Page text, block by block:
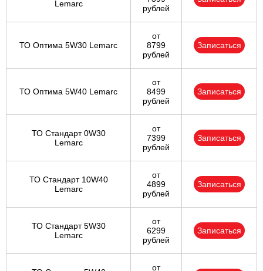
Lemarc
рублей
ТО Оптима 5W30 Lemarc
от
8799
рублей
Записаться
ТО Оптима 5W40 Lemarc
от
8499
рублей
Записаться
ТО Стандарт 0W30
Lemarc
от
7399
рублей
Записаться
ТО Стандарт 10W40
Lemarc
от
4899
рублей
Записаться
ТО Стандарт 5W30
Lemarc
от
6299
рублей
Записаться
от